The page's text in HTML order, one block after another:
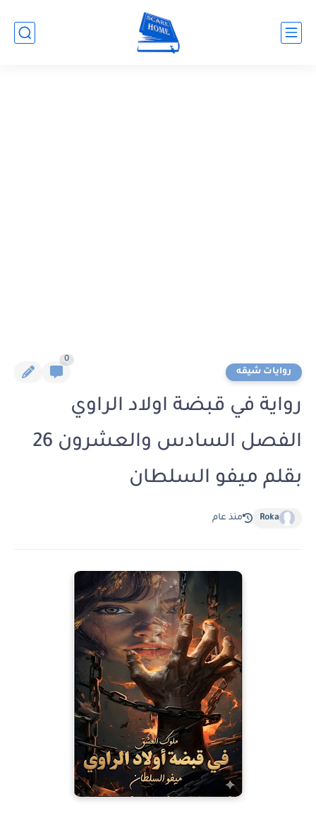
روايات شيقه
0
رواية في قبضة اولاد الراوي
الفصل السادس والعشرون 26
بقلم ميفو السلطان
Roka منذ عام